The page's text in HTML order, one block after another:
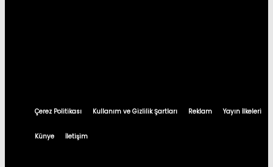
Çerez Politikası Kullanım ve Gizlilik Şartları Reklam Yayın İlkeleri
Künye İletişim